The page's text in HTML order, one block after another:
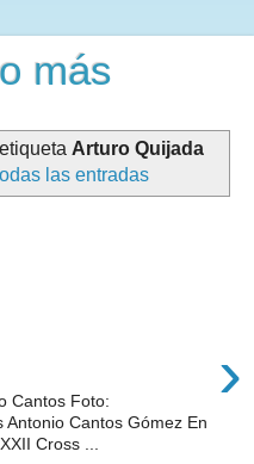
más
Arturo Quijada
las entradas
›
Cantos Foto:
Antonio Cantos Gómez En
Cross ...